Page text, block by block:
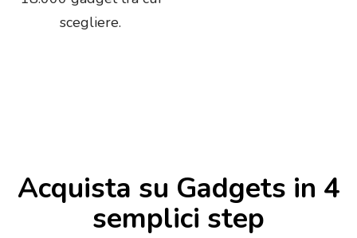
scegliere.
Acquista su Gadgets in 4
semplici step